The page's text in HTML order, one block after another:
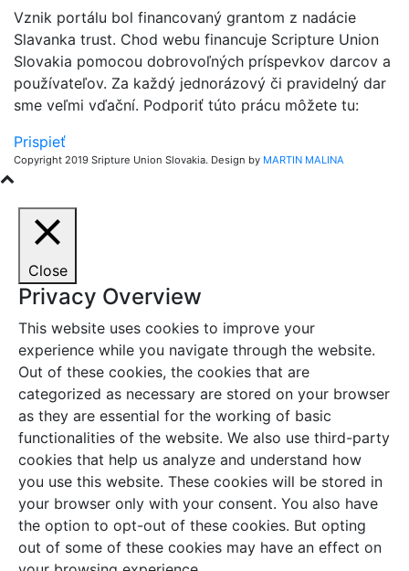
Vznik portálu bol financovaný grantom z nadácie
Slavanka trust. Chod webu financuje Scripture Union
Slovakia pomocou dobrovoľných príspevkov darcov a
používateľov. Za každý jednorázový či pravidelný dar
sme veľmi vďační. Podporiť túto prácu môžete tu:
Prispieť
Copyright 2019 Sripture Union Slovakia. Design by MARTIN MALINA
Close
Privacy Overview
This website uses cookies to improve your
experience while you navigate through the website.
Out of these cookies, the cookies that are
categorized as necessary are stored on your browser
as they are essential for the working of basic
functionalities of the website. We also use third-party
cookies that help us analyze and understand how
you use this website. These cookies will be stored in
your browser only with your consent. You also have
the option to opt-out of these cookies. But opting
out of some of these cookies may have an effect on